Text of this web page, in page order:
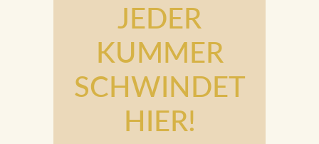
JEDER
KUMMER
SCHWINDET
HIER!